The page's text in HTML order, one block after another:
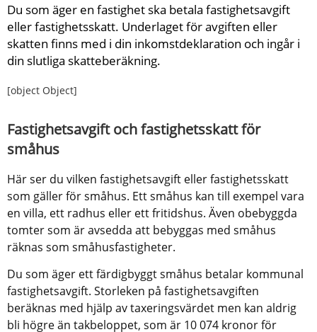
Du som äger en fastighet ska betala fastighetsavgift
eller fastighetsskatt. Underlaget för avgiften eller
skatten finns med i din inkomstdeklaration och ingår i
din slutliga skatteberäkning.
[object Object]
Fastighetsavgift och fastighetsskatt för
småhus
Här ser du vilken fastighetsavgift eller fastighetsskatt
som gäller för småhus. Ett småhus kan till exempel vara
en villa, ett radhus eller ett fritidshus. Även obebyggda
tomter som är avsedda att bebyggas med småhus
räknas som småhusfastigheter.
Du som äger ett färdigbyggt småhus betalar kommunal
fastighetsavgift. Storleken på fastighetsavgiften
beräknas med hjälp av taxeringsvärdet men kan aldrig
bli högre än takbeloppet, som är 10 074 kronor för